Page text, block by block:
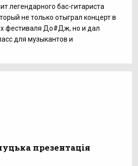
легендарного бас-гитариста
не только отыграл концерт в
фестиваля До#Дж, но и дал
для музыкантов и
презентація